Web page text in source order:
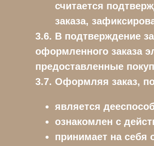
считается
заказа,
3.6. В подтверждение
оформленного заказа
предоставленные
3.7. Оформляя заказ,
является
ознакомлен с
принимает на себя